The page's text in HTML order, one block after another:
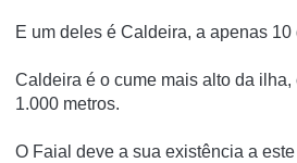
E um deles é Caldeira, a apenas
Caldeira é o cume mais alto da
1.000 metros.
O Faial deve a sua existência a